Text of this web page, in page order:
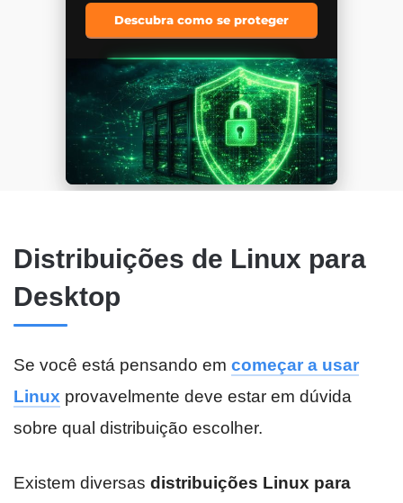
Descubra como se proteger
Distribuições de Linux para
Desktop
Se você está pensando em começar a usar
Linux provavelmente deve estar em dúvida
sobre qual distribuição escolher.
Existem diversas distribuições Linux para